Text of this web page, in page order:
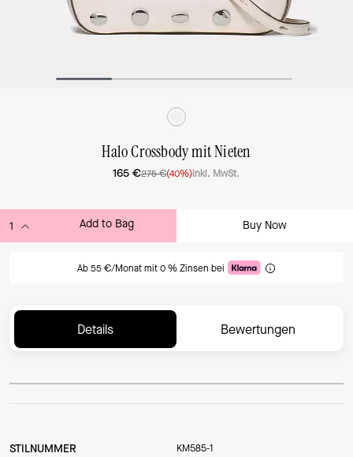
Halo Crossbody mit Nieten
165 €275 €(40%)inkl. MwSt.
Add to Bag Buy Now
Ab 55 €/Monat mit 0 % Zinsen bei
Details Bewertungen
STILNUMMER KM585-1